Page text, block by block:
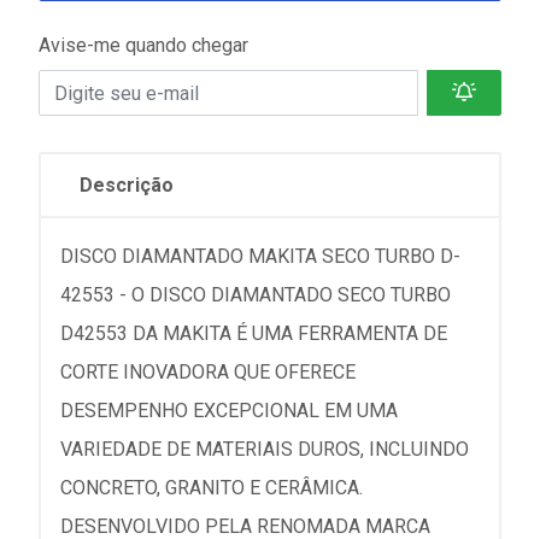
Avise-me quando chegar
Descrição
DISCO DIAMANTADO MAKITA SECO TURBO D-
42553 - O DISCO DIAMANTADO SECO TURBO
D42553 DA MAKITA É UMA FERRAMENTA DE
CORTE INOVADORA QUE OFERECE
DESEMPENHO EXCEPCIONAL EM UMA
VARIEDADE DE MATERIAIS DUROS, INCLUINDO
CONCRETO, GRANITO E CERÂMICA.
DESENVOLVIDO PELA RENOMADA MARCA